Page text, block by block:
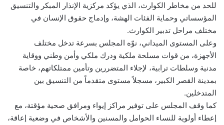
للحد من مخاطر الكوارث، الذي يؤكد مركزية الإنذار المبكر والتنسيق
المؤسساتي وحماية الفئات الهشة، وإدماج حقوق الإنسان في
مختلف مراحل تدبير الكوارث.
وعلى المستوى الميداني، نوّه المجلس بسرعة تدخل مختلف
الأجهزة، من قوات مسلحة ملكية ودرك ملكي وأمن وطني ووقاية
مدنية وسلطات ترابية، لإجلاء المتضررين وتأمين ممتلكاتهم، خاصة
بمدينة القصر الكبير، مسجلاً مستوى متقدماً من التنسيق بين
المتدخلين.
كما وقف المجلس على توفير مراكز إيواء ومرافق صحية مؤقتة، مع
إعطاء أولوية للنساء الحوامل والمسنين والأشخاص في وضعية إعاقة،